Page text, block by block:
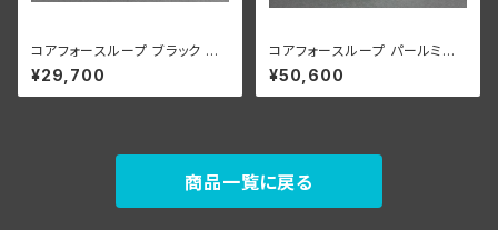
コアフォースループ ブラック CF
L50【正規品】
¥29,700
コアフォースループ パールミント
SUS CFL70【正規品】
¥50,600
商品一覧に戻る